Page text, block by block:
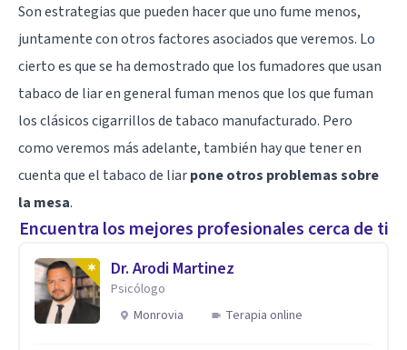
Son estrategias que pueden hacer que uno fume menos,
juntamente con otros factores asociados que veremos. Lo
cierto es que se ha demostrado que los fumadores que usan
tabaco de liar en general fuman menos que los que fuman
los clásicos cigarrillos de tabaco manufacturado. Pero
como veremos más adelante, también hay que tener en
cuenta que el tabaco de liarpone otros problemas sobre
la mesa.
Encuentra los mejores profesionales cerca de ti
Dr. Arodi Martinez
Psicólogo
Monrovia
Terapia online